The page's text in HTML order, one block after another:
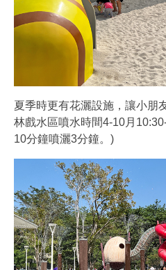
夏季時更有花灑設施，讓小朋
林戲水區噴水時間4-10月
10分鐘噴灑3分鐘。)